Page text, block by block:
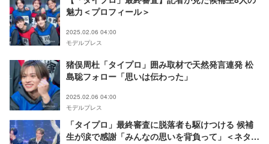
魅力＜プロフィール＞
2025.02.06 04:00
モデルプレス
猪俣周杜「タイプロ」囲み取材で天然発言連発 松
島聡フォロー「思いは伝わった」
2025.02.06 04:00
モデルプレス
「タイプロ」最終審査に脱落者も駆けつける 候補
生が涙で感謝「みんなの思いを背負って」＜ネタバ